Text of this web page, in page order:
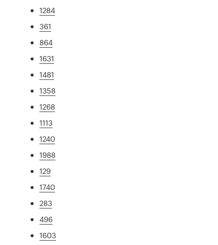
1284
361
864
1631
1481
1358
1268
1113
1240
1988
129
1740
283
496
1603